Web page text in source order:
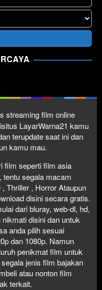
streaming film online
LayarWarna21 kamu
terupdate saat ini dan
kamu mau.
film seperti film asia
tentu segala macam
Thriller , Horror Ataupun
disini secara gratis.
dari bluray, web-dl, hd,
disini dan untuk
anda pilih sesuai
dan 1080p. Namun
penikmat film untuk
jenis film bajakan
atau nonton film
terkait.